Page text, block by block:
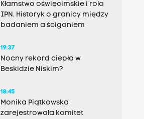
Kłamstwo oświęcimskie i rola
IPN. Historyk o granicy między
badaniem a ściganiem
19:37
Nocny rekord ciepła w
Beskidzie Niskim?
18:45
Monika Piątkowska
zarejestrowała komitet